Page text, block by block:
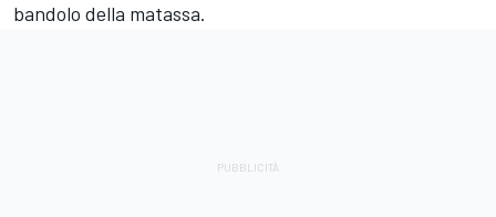
bandolo della matassa.